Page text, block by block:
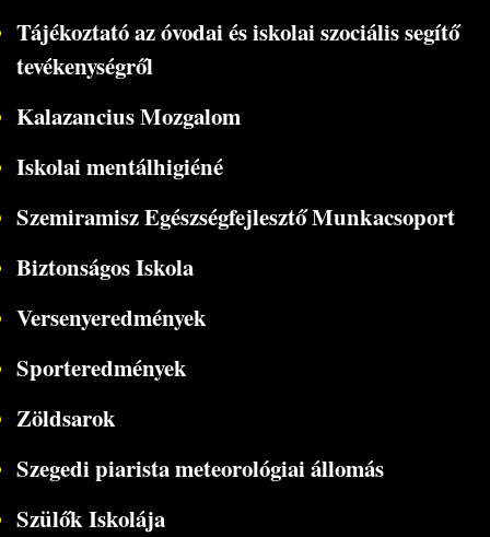
Tájékoztató az óvodai és iskolai szociális segítő
tevékenységről
Kalazancius Mozgalom
Iskolai mentálhigiéné
Szemiramisz Egészségfejlesztő Munkacsoport
Biztonságos Iskola
Versenyeredmények
Sporteredmények
Zöldsarok
Szegedi piarista meteorológiai állomás
Szülők Iskolája